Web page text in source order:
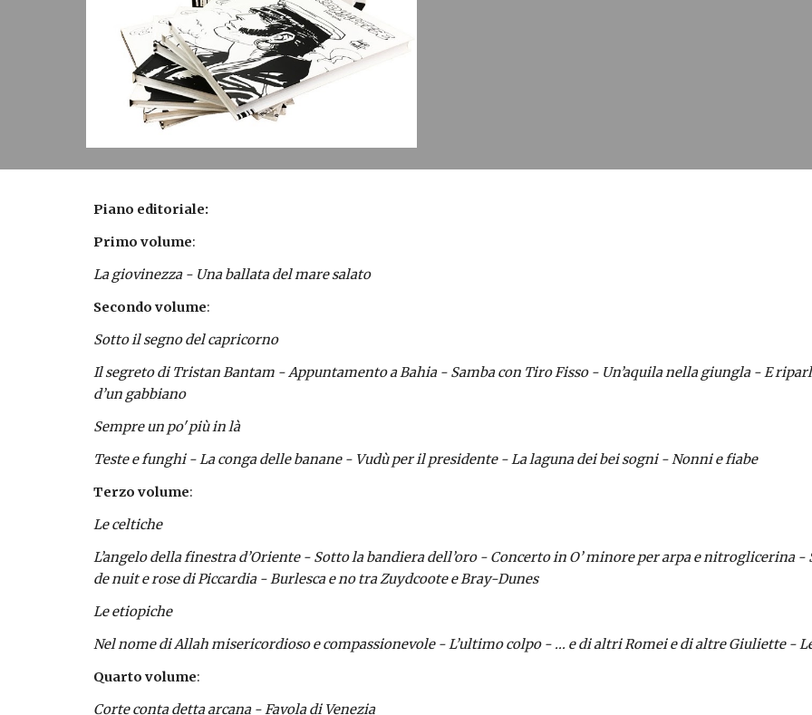
Piano editoriale:
Primo volume:
La giovinezza - Una ballata del mare salato
Secondo volume:
Sotto il segno del capricorno
Il segreto di Tristan Bantam - Appuntamento a Bahia - Samba con Tiro Fisso - Un’aquila nella giungla - E
d’un gabbiano
Sempre un po' più in là
Teste e funghi - La conga delle banane - Vudù per il presidente - La laguna dei bei sogni - Nonni e fiabe
Terzo volume:
Le celtiche
L’angelo della finestra d’Oriente - Sotto la bandiera dell’oro - Concerto in O’ minore per arpa e nitroglicerina
de nuit e rose di Piccardia - Burlesca e no tra Zuydcoote e Bray-Dunes
Le etiopiche
Nel nome di Allah misericordioso e compassionevole - L’ultimo colpo - ... e di altri Romei e di altre Giuliette -
Quarto volume:
Corte conta detta arcana - Favola di Venezia